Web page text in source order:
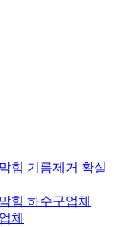
힘 기름제거 확실
힘 하수구업체
체